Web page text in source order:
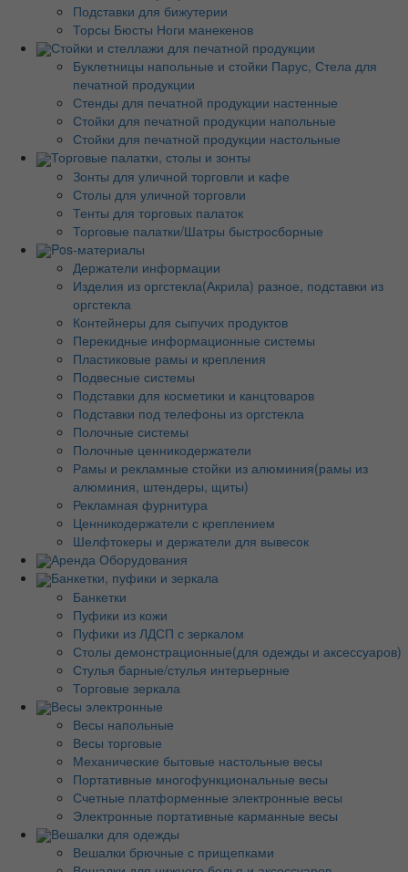
Подставки для бижутерии
Торсы Бюсты Ноги манекенов
Стойки и стеллажи для печатной продукции
Буклетницы напольные и стойки Парус, Стела для
печатной продукции
Стенды для печатной продукции настенные
Стойки для печатной продукции напольные
Стойки для печатной продукции настольные
Торговые палатки, столы и зонты
Зонты для уличной торговли и кафе
Столы для уличной торговли
Тенты для торговых палаток
Торговые палатки/Шатры быстросборные
Pos-материалы
Держатели информации
Изделия из оргстекла(Акрила) разное, подставки из
оргстекла
Контейнеры для сыпучих продуктов
Перекидные информационные системы
Пластиковые рамы и крепления
Подвесные системы
Подставки для косметики и канцтоваров
Подставки под телефоны из оргстекла
Полочные системы
Полочные ценникодержатели
Рамы и рекламные стойки из алюминия(рамы из
алюминия, штендеры, щиты)
Рекламная фурнитура
Ценникодержатели с креплением
Шелфтокеры и держатели для вывесок
Аренда Оборудования
Банкетки, пуфики и зеркала
Банкетки
Пуфики из кожи
Пуфики из ЛДСП с зеркалом
Столы демонстрационные(для одежды и аксессуаров)
Стулья барные/стулья интерьерные
Торговые зеркала
Весы электронные
Весы напольные
Весы торговые
Механические бытовые настольные весы
Портативные многофункциональные весы
Счетные платформенные электронные весы
Электронные портативные карманные весы
Вешалки для одежды
Вешалки брючные с прищепками